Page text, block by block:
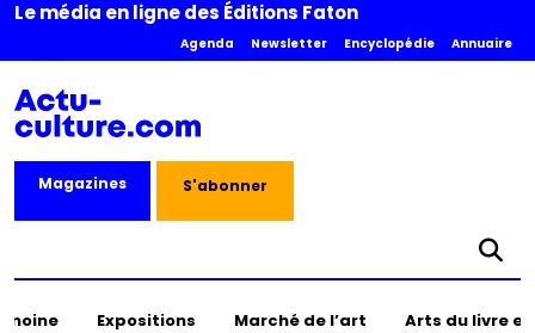
Le média en ligne des Éditions Faton
Agenda Newsletter Encyclopédie Annuaire
Magazines S'abonner
Expositions Marché de l’art Arts du livre